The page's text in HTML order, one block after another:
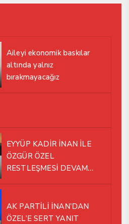
Aileyi ekonomik baskılar
altında yalnız
bırakmayacağız
EYYÜP KADİR İNAN İLE
ÖZGÜR ÖZEL
RESTLEŞMESİ DEVAM
AK PARTİLİ İNAN’DAN
ÖZEL’E SERT YANIT